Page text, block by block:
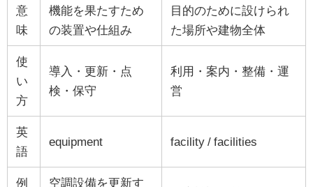
意
味
機能を果たすため
の装置や仕組み
目的のために設けられ
た場所や建物全体
使
い
方
導入・更新・点
検・保守
利用・案内・整備・運
営
英
語
equipment facility / facilities
例
空調設備を更新す